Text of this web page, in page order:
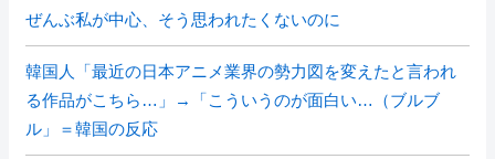
ぜんぶ私が中心、そう思われたくないのに
韓国人「最近の日本アニメ業界の勢力図を変えたと言われ
る作品がこちら…」→「こういうのが面白い…（ブルブ
ル」＝韓国の反応